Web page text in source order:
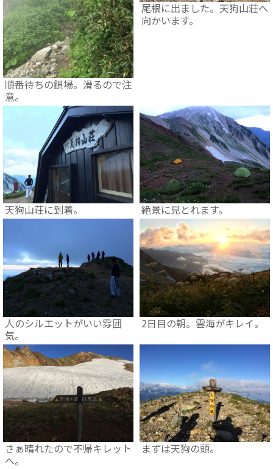
順番待ちの鎖場。滑るので注
意。
尾根に出ました。天狗山荘へ
向かいます。
天狗山荘に到着。 絶景に見とれます。
人のシルエットがいい雰囲
気。
2日目の朝。雲海がキレイ。
さぁ晴れたので不帰キレット
へ。
まずは天狗の頭。